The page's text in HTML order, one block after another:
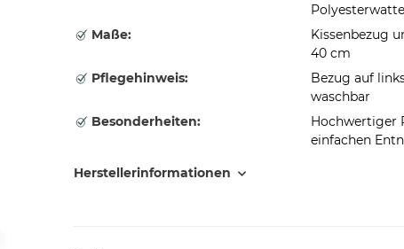
Maße:
Kissenbezug
40 cm
Pflegehinweis:
Bezug auf
waschbar
Besonderheiten:
Hochwertiger
einfachen
Herstellerinformationen